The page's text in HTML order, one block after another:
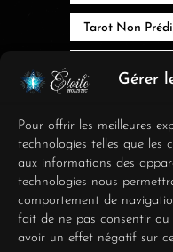
Gérer
Pour offrir les meilleures
technologies telles que les
aux informations des
technologies nous
comportement de
fait de ne pas consentir
avoir un effet négatif sur
Tarot Non
Tarot
Transformation
Épuisement
Équilibre Vie Pro